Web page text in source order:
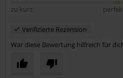
zu kurz
Verifizierte Rezension
War diese Bewertung hilfreich für